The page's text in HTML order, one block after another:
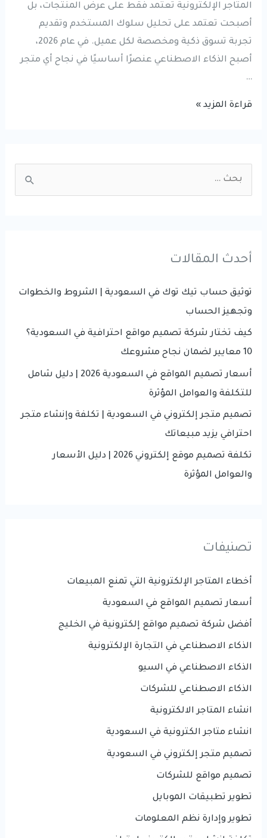
المتاجر الإلكترونية تعتمد فقط على عرض المنتجات، بل
أصبحت تعتمد على تحليل سلوك المستخدم وتقديم
تجربة تسوق ذكية ومخصصة لكل عميل. في عام 2026،
أصبح الذكاء الاصطناعي عنصرًا أساسيًا في نجاح أي متجر
…
الذكاء
الإلكترونية
(AI
قراءة المزيد »
c
f
أحدث المقالات
توثيق حساب تيك توك في السعودية | الشروط والخطوات
وتجهيز الحساب
كيف تختار شركة تصميم مواقع احترافية في السعودية؟
10 معايير لضمان نجاح مشروعك
أسعار تصميم المواقع في السعودية 2026 | دليل شامل
للتكلفة والعوامل المؤثرة
تصميم متجر إلكتروني في السعودية | تكلفة وإنشاء متجر
احترافي يزيد مبيعاتك
تكلفة تصميم موقع إلكتروني 2026 | دليل الأسعار
والعوامل المؤثرة
تصنيفات
أخطاء المتاجر الإلكترونية التي تمنع المبيعات
أسعار تصميم المواقع في السعودية
أفضل شركة تصميم مواقع إلكترونية في الخليج
الذكاء الاصطناعي في التجارة الإلكترونية
الذكاء الاصطناعي في السيو
الذكاء الاصطناعي للشركات
انشاء المتاجر الالكترونية
انشاء متاجر الكترونية في السعودية
تصميم متجر إلكتروني في السعودية
تصميم مواقع للشركات
تطوير تطبيقات الموبايل
تطوير وإدارة نظم المعلومات